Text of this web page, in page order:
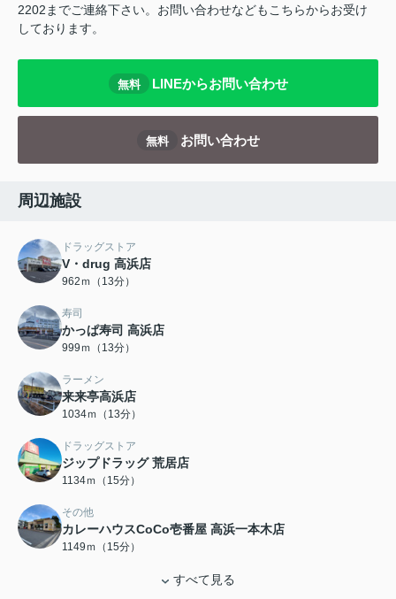
2202までご連絡下さい。お問い合わせなどもこちらからお受け
しております。
無料 LINEからお問い合わせ
無料 お問い合わせ
周辺施設
ドラッグストア
V・drug 高浜店
962ｍ（13分）
寿司
かっぱ寿司 高浜店
999ｍ（13分）
ラーメン
来来亭高浜店
1034ｍ（13分）
ドラッグストア
ジップドラッグ 荒居店
1134ｍ（15分）
その他
カレーハウスCoCo壱番屋 高浜一本木店
1149ｍ（15分）
すべて見る